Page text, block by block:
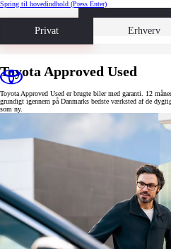
Spring til hovedindhold (Press Enter)
Privat Erhverv
Book prøvetur
Toyota Approved Used
Toyota Approved Used er brugte biler med garanti. 12
grundigt igennem på Danmarks bedste værksted af de
som ny.